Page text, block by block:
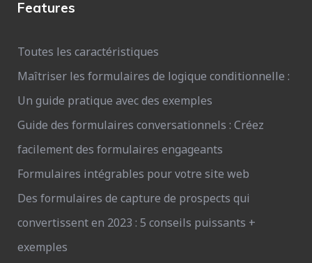
Features
Toutes les caractéristiques
Maîtriser les formulaires de logique conditionnelle :
Un guide pratique avec des exemples
Guide des formulaires conversationnels : Créez
facilement des formulaires engageants
Formulaires intégrables pour votre site web
Des formulaires de capture de prospects qui
convertissent en 2023 : 5 conseils puissants +
exemples